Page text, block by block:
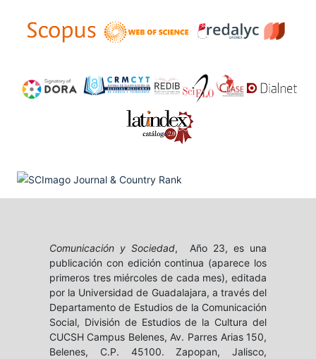
Comunicación y Sociedad, Año 23, es una
publicación con edición continua (aparece los
primeros tres miércoles de cada mes), editada
por la Universidad de Guadalajara, a través del
Departamento de Estudios de la Comunicación
Social, División de Estudios de la Cultura del
CUCSH Campus Belenes, Av. Parres Arias 150,
Belenes, C.P. 45100. Zapopan, Jalisco,